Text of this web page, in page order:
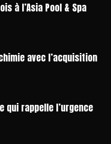
à l’Asia Pool & Spa
avec l’acquisition
qui rappelle l’urgence